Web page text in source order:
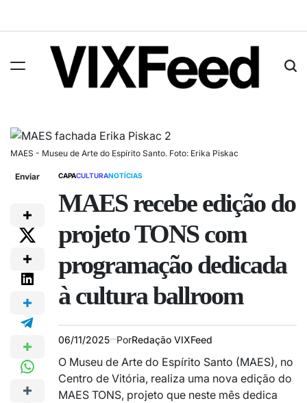
MAES - Museu de Arte do Espírito Santo. Foto: Erika Piskac
Enviar CAPACULTURANOTÍCIAS
MAES recebe edição do
projeto TONS com
programação dedicada
à cultura ballroom
06/11/2025 PorRedação VIXFeed
O Museu de Arte do Espírito Santo (MAES), no
Centro de Vitória, realiza uma nova edição do
MAES TONS, projeto que neste mês dedica